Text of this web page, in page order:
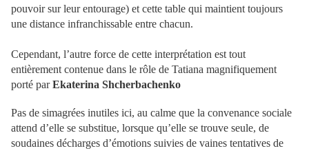
pouvoir sur leur entourage) et cette table qui maintient toujours
une distance infranchissable entre chacun.
Cependant, l’autre force de cette interprétation est tout
entièrement contenue dans le rôle de Tatiana magnifiquement
porté par Ekaterina Shcherbachenko
Pas de simagrées inutiles ici, au calme que la convenance sociale
attend d’elle se substitue, lorsque qu’elle se trouve seule, de
soudaines décharges d’émotions suivies de vaines tentatives de